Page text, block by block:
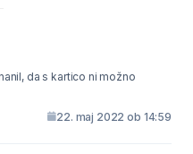
da s kartico ni možno
22. maj 2022 ob 14:59